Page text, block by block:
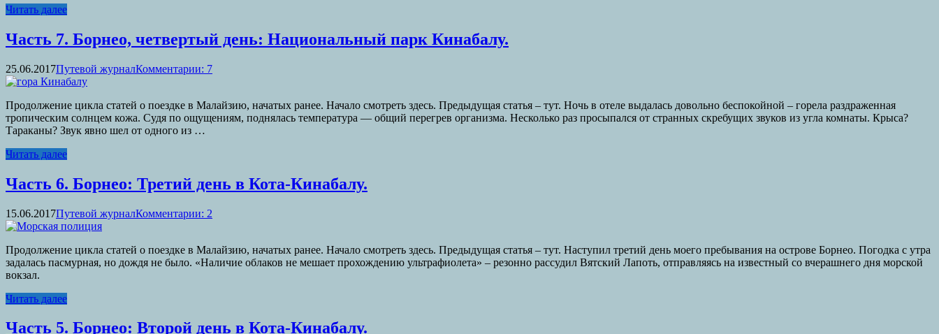
Читать далее
Часть 7. Борнео, четвертый день: Национальный парк Кинабалу.
25.06.2017Путевой журналКомментарии: 7
Продолжение цикла статей о поездке в Малайзию, начатых ранее. Начало смотреть здесь. Предыдущая статья – тут. Ночь в отеле выдалась довольно беспокойной – горела раздраженная
тропическим солнцем кожа. Судя по ощущениям, поднялась температура — общий перегрев организма. Несколько раз просыпался от странных скребущих звуков из угла комнаты. Крыса?
Тараканы? Звук явно шел от одного из …
Читать далее
Часть 6. Борнео: Третий день в Кота-Кинабалу.
15.06.2017Путевой журналКомментарии: 2
Продолжение цикла статей о поездке в Малайзию, начатых ранее. Начало смотреть здесь. Предыдущая статья – тут. Наступил третий день моего пребывания на острове Борнео. Погодка с утра
задалась пасмурная, но дождя не было. «Наличие облаков не мешает прохождению ультрафиолета» – резонно рассудил Вятский Лапоть, отправляясь на известный со вчерашнего дня морской
вокзал.
Читать далее
Часть 5. Борнео: Второй день в Кота-Кинабалу.